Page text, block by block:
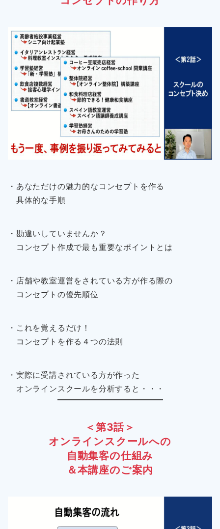
・あなただけの魅力的なコンセプトを作る
具体的な手順
・勘違いしていませんか？
コンセプト作成で最も重要なポイントとは
・店舗や教室運営をされている方が作る際の
コンセプトの優先順位
・これを覚えるだけ！
コンセプトを作る４つの法則
・実際に受講されている方が作った
オンラインスクールを分析すると・・・
＜第3話＞
オンラインスクールへの
自動集客の仕組み
＆本講座のご案内